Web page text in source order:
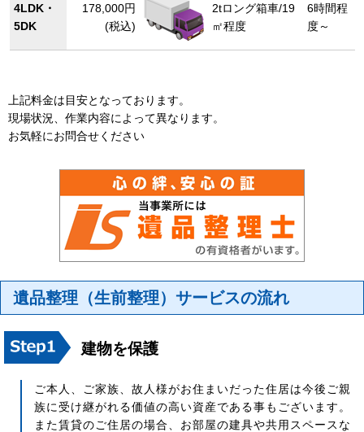
4LDK・
5DK
178,000円
(税込)
2tロング箱車/19
㎡程度
6時間程
度～
上記料金は目安となっております。
現場状況、作業内容によって異なります。
お気軽にお問合せください
遺品整理（生前整理）サービスの流れ
建物を保護
ご本人、ご家族、故人様がお住まいだった住居は今後ご親
族に受け継がれる価値の高い資産である事もございます。
また賃貸のご住居の場合、お部屋の建具や共用スペースな